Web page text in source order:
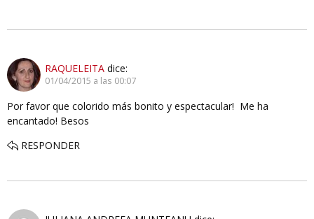
RAQUELEITA dice:
01/04/2015 a las 00:07
Por favor que colorido más bonito y espectacular! Me ha
encantado! Besos
RESPONDER